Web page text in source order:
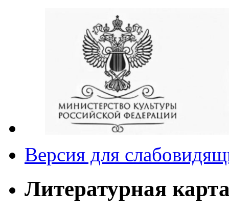
Версия для
Литературная